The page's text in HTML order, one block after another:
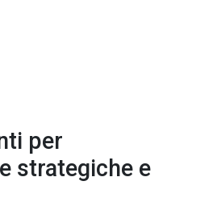
per
strategiche e